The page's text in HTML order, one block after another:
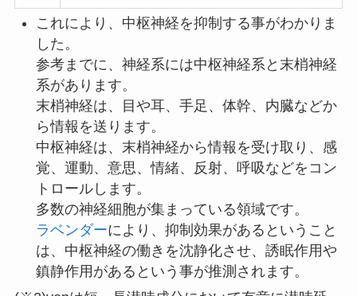
これにより、中枢神経を抑制する事がわかりま
した。
参考までに、神経系には中枢神経系と末梢神経
系があります。
末梢神経は、目や耳、手足、体幹、内臓などか
ら情報を送ります。
中枢神経は、末梢神経から情報を受け取り、感
覚、運動、意思、情緒、反射、呼吸などをコン
トロールします。
多数の神経細胞が集まっている領域です。
ラベンダーにより、抑制効果があるということ
は、中枢神経の働きを沈静化させ、誘眠作用や
鎮静作用があるという事が推測されます。